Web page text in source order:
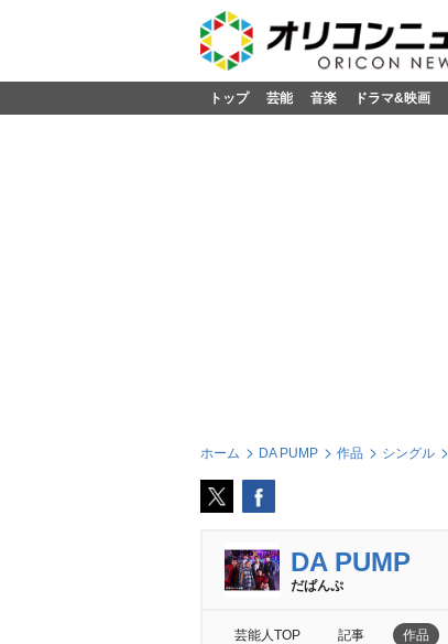
トップ 芸能 音楽 ドラマ&映画
ホーム DA PUMP 作品 シングル
DA PUMP
だぱんぷ
芸能人TOP 記事 作品